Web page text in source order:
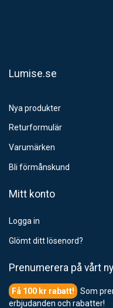
Lumise.se
Nya produkter
Returformulär
Varumärken
Bli förmånskund
Mitt konto
Logga in
Glömt ditt lösenord?
Prenumerera på vårt
Som
erbjudanden och rabatter!